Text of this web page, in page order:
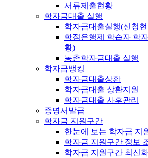
서류제출현황
학자금대출 실행
학자금대출실행(신청
학점은행제 학습자 학
황)
농촌학자금대출 실행
학자금뱅킹
학자금대출상환
학자금대출 상환지원
학자금대출 사후관리
증명서발급
학자금 지원구간
한눈에 보는 학자금 지
학자금 지원구간 정보
학자금 지원구간 최신